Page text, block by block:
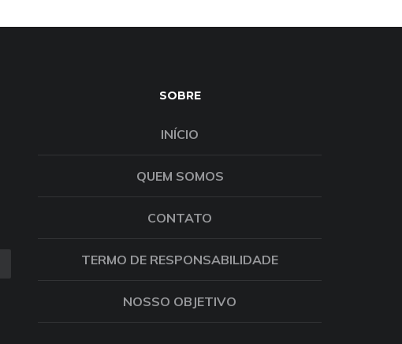
SOBRE
INÍCIO
QUEM SOMOS
CONTATO
TERMO DE RESPONSABILIDADE
NOSSO OBJETIVO